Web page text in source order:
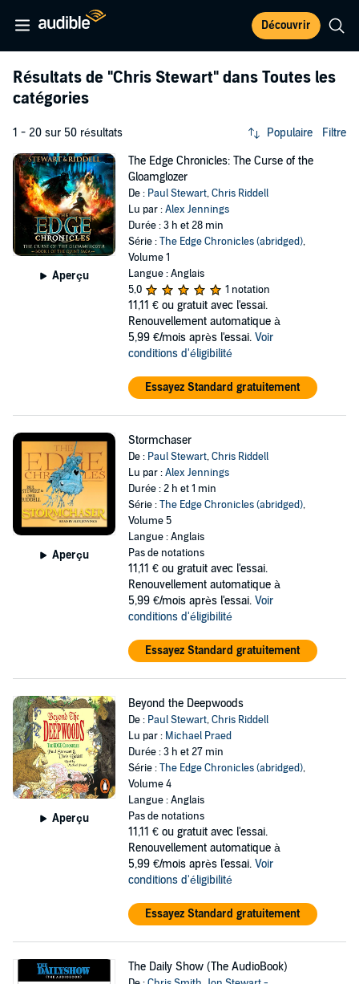
Découvrir
Résultats de "Chris Stewart" dans Toutes les
catégories
1 - 20 sur 50 résultats Populaire Filtre
Aperçu
The Edge Chronicles: The Curse of the
Gloamglozer
De : Paul Stewart,Chris Riddell
Lu par :Alex Jennings
Durée : 3 h et 28 min
Série :The Edge Chronicles (abridged),
Volume 1
Langue : Anglais
5,0
1 notation
11,11 € ou gratuit avec l'essai.
Renouvellement automatique à
5,99 €/mois après l'essai. Voir
conditions d'éligibilité
Essayez Standard gratuitement
Aperçu
Stormchaser
De : Paul Stewart,Chris Riddell
Lu par :Alex Jennings
Durée : 2 h et 1 min
Série :The Edge Chronicles (abridged),
Volume 5
Langue : Anglais
Pas de notations
11,11 € ou gratuit avec l'essai.
Renouvellement automatique à
5,99 €/mois après l'essai. Voir
conditions d'éligibilité
Essayez Standard gratuitement
Aperçu
Beyond the Deepwoods
De : Paul Stewart,Chris Riddell
Lu par : Michael Praed
Durée : 3 h et 27 min
Série :The Edge Chronicles (abridged),
Volume 4
Langue : Anglais
Pas de notations
11,11 € ou gratuit avec l'essai.
Renouvellement automatique à
5,99 €/mois après l'essai. Voir
conditions d'éligibilité
Essayez Standard gratuitement
The Daily Show (The AudioBook)